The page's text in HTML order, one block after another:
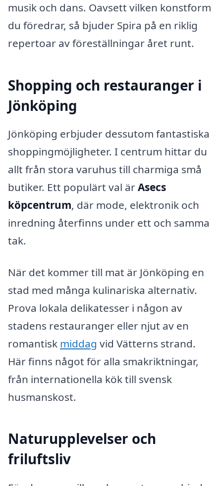
musik och dans. Oavsett vilken konstform
du föredrar, så bjuder Spira på en riklig
repertoar av föreställningar året runt.
Shopping och restauranger i
Jönköping
Jönköping erbjuder dessutom fantastiska
shoppingmöjligheter. I centrum hittar du
allt från stora varuhus till charmiga små
butiker. Ett populärt val ärAsecs
köpcentrum, där mode, elektronik och
inredning återfinns under ett och samma
tak.
När det kommer till mat är Jönköping en
stad med många kulinariska alternativ.
Prova lokala delikatesser i någon av
stadens restauranger eller njut av en
romantisk middag vid Vätterns strand.
Här finns något för alla smakriktningar,
från internationella kök till svensk
husmanskost.
Naturupplevelser och
friluftsliv